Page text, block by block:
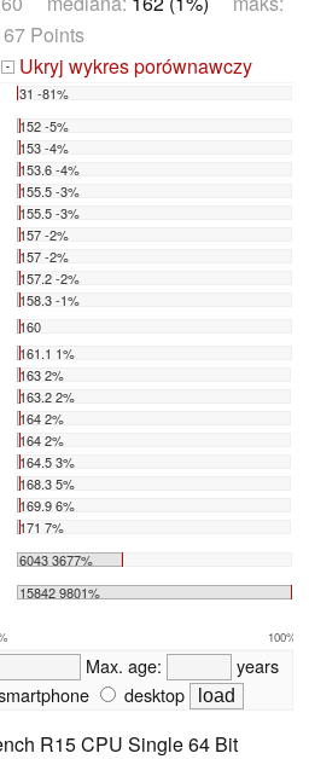
Points
- Ukryj wykres porównawczy
31 -81%
152 -5%
153 -4%
153.6 -4%
155.5 -3%
155.5 -3%
157 -2%
157 -2%
157.2 -2%
158.3 -1%
160
161.1 1%
163 2%
163.2 2%
164 2%
164 2%
164.5 3%
168.3 5%
169.9 6%
171 7%
6043 3677%
15842 9801%
100%
Max. age:
years
desktop
R15 CPU Single 64 Bit